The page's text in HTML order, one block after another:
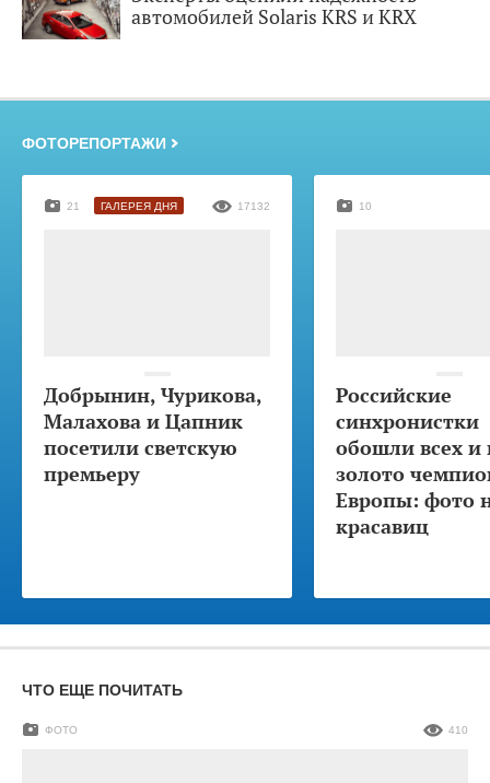
автомобилей Solaris KRS и KRX
ФОТОРЕПОРТАЖИ
Добрынин, Чурикова,
Малахова и Цапник
посетили светскую
премьеру
21 ГАЛЕРЕЯ ДНЯ 17132
Российские
синхронистки
обошли всех и
золото
Европы: фото
красавиц
10
ЧТО ЕЩЕ ПОЧИТАТЬ
ФОТО 410